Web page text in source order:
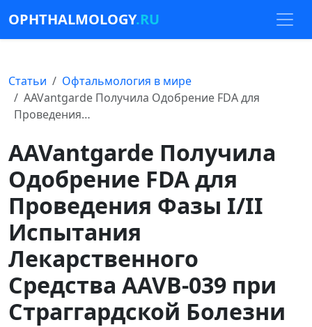
OPHTHALMOLOGY.RU
Статьи
Офтальмология в мире
AAVantgarde Получила Одобрение FDA для
Проведения…
AAVantgarde Получила
Одобрение FDA для
Проведения Фазы I/II
Испытания
Лекарственного
Средства AAVB-039 при
Страггардской Болезни